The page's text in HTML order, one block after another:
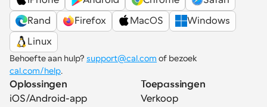
Rand
Firefox MacOS
Windows
Linux
Behoefte aan hulp? support@cal.com
cal.com/help.
Oplossingen
iOS/Android-app
Toepassingen
Verkoop